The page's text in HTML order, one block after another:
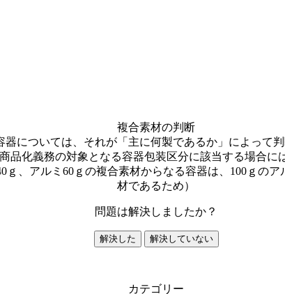
複合素材の判断
については、それが「主に何製であるか」によって
品化義務の対象となる容器包装区分に該当する場合
、アルミ60ｇの複合素材からなる容器は、100ｇの
材であるため）
問題は解決しましたか？
解決した 解決していない
カテゴリー